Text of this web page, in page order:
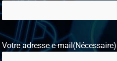
Votre adresse e-mail (Nécessaire)